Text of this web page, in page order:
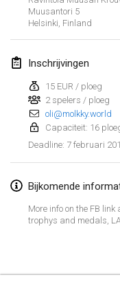
Muusantori 5
Helsinki Finland
Inschrijvingen
15 EUR / ploeg
2 spelers / ploeg
oli@molkky.world
Capaciteit: 16
Deadline: 7 februari
Bijkomende
More info on the FB link
trophys and medals,
februari 2019
Kotka Mölkky
2 feb. 2019|
Lumi Mölkky
9 feb. 2019
9 feb. 2019|
OTH